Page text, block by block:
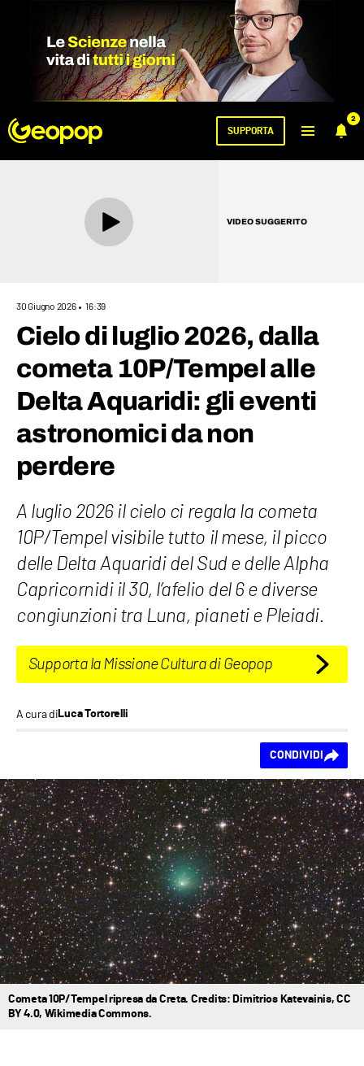
2
SUPPORTA
VIDEO SUGGERITO
30 Giugno 2026 16:39
Cielo di luglio 2026, dalla
cometa 10P/Tempel alle
Delta Aquaridi: gli eventi
astronomici da non
perdere
A luglio 2026 il cielo ci regala la cometa
10P/Tempel visibile tutto il mese, il picco
delle Delta Aquaridi del Sud e delle Alpha
Capricornidi il 30, l’afelio del 6 e diverse
congiunzioni tra Luna, pianeti e Pleiadi.
Supporta la Missione Cultura di Geopop
A cura diLuca Tortorelli
CONDIVIDI
Cometa 10P/Tempel ripresa da Creta. Credits: Dimitrios Katevainis, CC
BY 4.0, Wikimedia Commons.